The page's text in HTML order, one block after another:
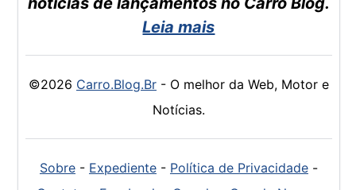
Leia mais
©2026 Carro.Blog.Br- O melhor da Web, Motor e
Notícias.
Sobre- Expediente- Política de Privacidade-